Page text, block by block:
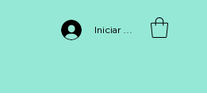
Iniciar sesión